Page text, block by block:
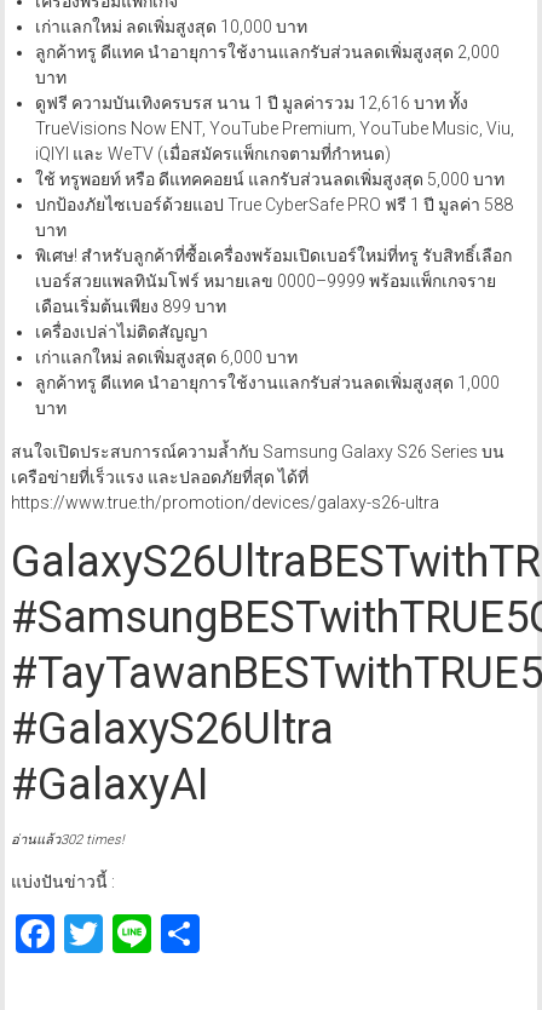
เก่าแลกใหม่ ลดเพิ่มสูงสุด 10,000 บาท
ลูกค้าทรู ดีแทค นำอายุการใช้งานแลกรับส่วนลดเพิ่มสูงสุด 2,000
บาท
ดูฟรี ความบันเทิงครบรส นาน 1 ปี มูลค่ารวม 12,616 บาท ทั้ง
TrueVisions Now ENT, YouTube Premium, YouTube Music, Viu,
iQIYI และ WeTV (เมื่อสมัครแพ็กเกจตามที่กำหนด)
ใช้ ทรูพอยท์ หรือ ดีแทคคอยน์ แลกรับส่วนลดเพิ่มสูงสุด 5,000 บาท
ปกป้องภัยไซเบอร์ด้วยแอป True CyberSafe PRO ฟรี 1 ปี มูลค่า 588
บาท
พิเศษ! สำหรับลูกค้าที่ซื้อเครื่องพร้อมเปิดเบอร์ใหม่ที่ทรู รับสิทธิ์เลือก
เบอร์สวยแพลทินัมโฟร์ หมายเลข 0000–9999 พร้อมแพ็กเกจราย
เดือนเริ่มต้นเพียง 899 บาท
เครื่องเปล่าไม่ติดสัญญา
เก่าแลกใหม่ ลดเพิ่มสูงสุด 6,000 บาท
ลูกค้าทรู ดีแทค นำอายุการใช้งานแลกรับส่วนลดเพิ่มสูงสุด 1,000
บาท
สนใจเปิดประสบการณ์ความล้ำกับ Samsung Galaxy S26 Series บน
เครือข่ายที่เร็วแรง และปลอดภัยที่สุด ได้ที่
https://www.true.th/promotion/devices/galaxy-s26-ultra
#GalaxyS26Ultra
#GalaxyAI
อ่านแล้ว302 times!
แบ่งปันข่าวนี้ :
Facebook
Twitter
LineShare